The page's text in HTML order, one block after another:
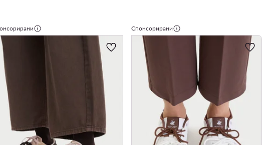
Спонсорирани